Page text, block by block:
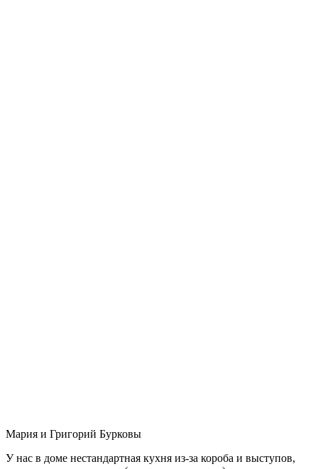
Мария и Григорий Бурковы
У нас в доме нестандартная кухня из-за короба и выступов,